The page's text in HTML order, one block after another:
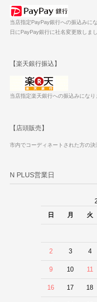
当店指定PayPay銀行への振込みに
日にPayPay銀行に社名変更致しまし
【楽天銀行振込】
当店指定楽天銀行への振込みになり
【店頭販売】
市内でコーディネートされた方の決
N PLUS営業日
日
月 火
2 3 4
9 10 11
16 17 18